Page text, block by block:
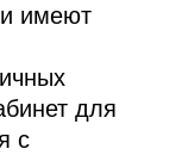
имеют
для
с